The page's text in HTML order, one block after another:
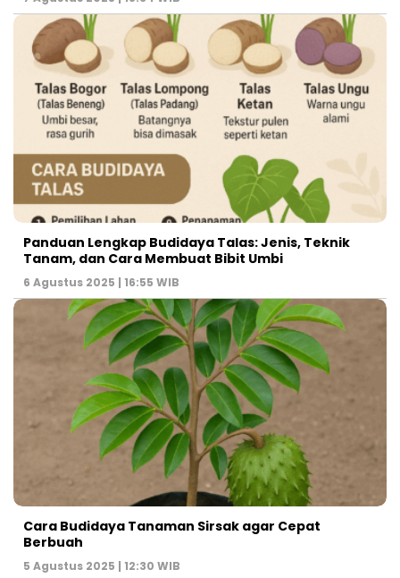
Panduan Lengkap Budidaya Talas: Jenis, Teknik
Tanam, dan Cara Membuat Bibit Umbi
6 Agustus 2025 | 16:55 WIB
Cara Budidaya Tanaman Sirsak agar Cepat
Berbuah
5 Agustus 2025 | 12:30 WIB